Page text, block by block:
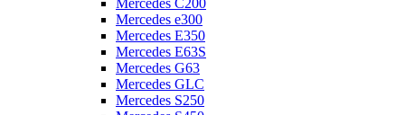
Mercedes C200
Mercedes e300
Mercedes E350
Mercedes E63S
Mercedes G63
Mercedes GLC
Mercedes S250